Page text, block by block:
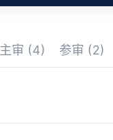
主审 (4) 参审 (2)